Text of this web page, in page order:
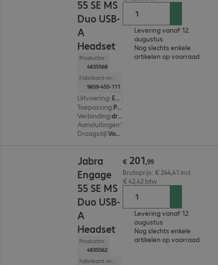
55 SE MS
Duo USB-
A
Headset
Productnr.:
4835568
Fabrikant-nr.:
9659-455-111
Uitvoering: Europa
Toepassing: PC, Notebook
Verbinding:
draadloos
Aansluitingen:
Draagstijl: Voor beide oren
Levering vanaf 12.
augustus
Nog slechts enkele
artikelen op voorraad.
Jabra
Engage
55 SE MS
Duo USB-
A
Headset
Productnr.:
4835562
Fabrikant-nr.:
€ 201,99
Brutoprijs: € 244,41 incl.
€ 42,42 btw
Levering vanaf 12.
augustus
Nog slechts enkele
artikelen op voorraad.